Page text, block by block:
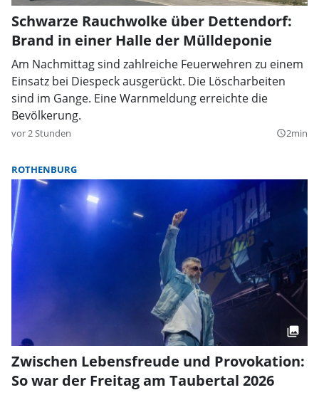
Schwarze Rauchwolke über Dettendorf:
Brand in einer Halle der Mülldeponie
Am Nachmittag sind zahlreiche Feuerwehren zu einem
Einsatz bei Diespeck ausgerückt. Die Löscharbeiten
sind im Gange. Eine Warnmeldung erreichte die
Bevölkerung.
vor 2 Stunden query_builder2min
ROTHENBURG
Zwischen Lebensfreude und Provokation:
So war der Freitag am Taubertal 2026